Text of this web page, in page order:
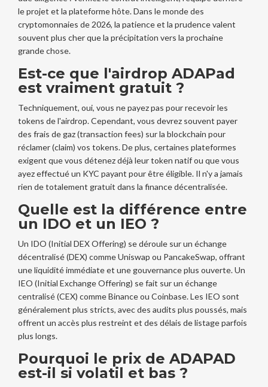
le projet et la plateforme hôte. Dans le monde des
cryptomonnaies de 2026, la patience et la prudence valent
souvent plus cher que la précipitation vers la prochaine
grande chose.
Est-ce que l'airdrop ADAPad
est vraiment gratuit ?
Techniquement, oui, vous ne payez pas pour recevoir les
tokens de l'airdrop. Cependant, vous devrez souvent payer
des frais de gaz (transaction fees) sur la blockchain pour
réclamer (claim) vos tokens. De plus, certaines plateformes
exigent que vous détenez déjà leur token natif ou que vous
ayez effectué un KYC payant pour être éligible. Il n'y a jamais
rien de totalement gratuit dans la finance décentralisée.
Quelle est la différence entre
un IDO et un IEO ?
Un IDO (Initial DEX Offering) se déroule sur un échange
décentralisé (DEX) comme Uniswap ou PancakeSwap, offrant
une liquidité immédiate et une gouvernance plus ouverte. Un
IEO (Initial Exchange Offering) se fait sur un échange
centralisé (CEX) comme Binance ou Coinbase. Les IEO sont
généralement plus stricts, avec des audits plus poussés, mais
offrent un accès plus restreint et des délais de listage parfois
plus longs.
Pourquoi le prix de ADAPAD
est-il si volatil et bas ?